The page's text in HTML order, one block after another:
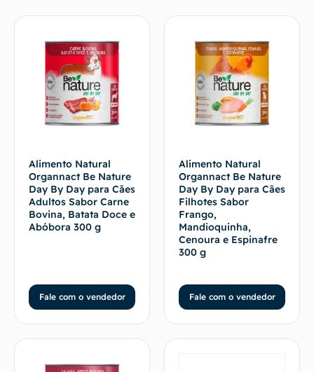
Alimento Natural
Organnact Be Nature
Day By Day para Cães
Adultos Sabor Carne
Bovina, Batata Doce e
Abóbora 300 g
Fale com o vendedor
Alimento Natural
Organnact Be Nature
Day By Day para Cães
Filhotes Sabor
Frango,
Mandioquinha,
Cenoura e Espinafre
300 g
Fale com o vendedor